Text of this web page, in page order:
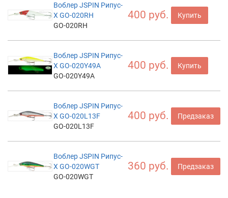
Воблер JSPIN Рипус-
X GO-020RH
GO-020RH
400 руб. Купить
Воблер JSPIN Рипус-
X GO-020Y49A
GO-020Y49A
400 руб. Купить
Воблер JSPIN Рипус-
X GO-020L13F
GO-020L13F
400 руб. Предзаказ
Воблер JSPIN Рипус-
X GO-020WGT
GO-020WGT
360 руб. Предзаказ